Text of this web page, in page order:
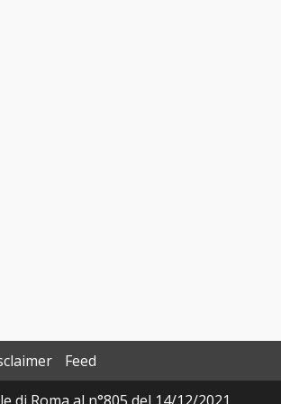
Feed